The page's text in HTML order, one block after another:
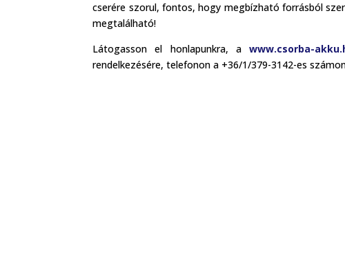
cserére szorul, fontos, hogy megbízható forrásból
megtalálható!
Látogasson el honlapunkra, a www.csorba-
rendelkezésére, telefonon a +36/1/379-3142-es